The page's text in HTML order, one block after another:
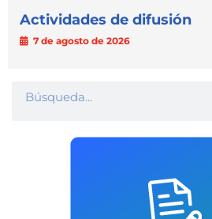
Actividades de difusión
7 de agosto de 2026